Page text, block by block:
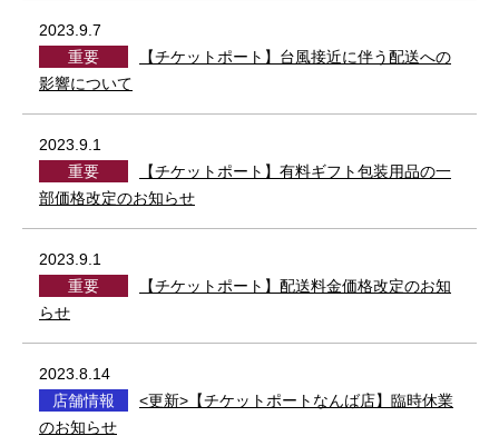
2023.9.7
重要
【チケットポート】台風接近に伴う配送への
影響について
2023.9.1
重要
【チケットポート】有料ギフト包装用品の一
部価格改定のお知らせ
2023.9.1
重要
【チケットポート】配送料金価格改定のお知
らせ
2023.8.14
店舗情報
<更新>【チケットポートなんば店】臨時休業
のお知らせ